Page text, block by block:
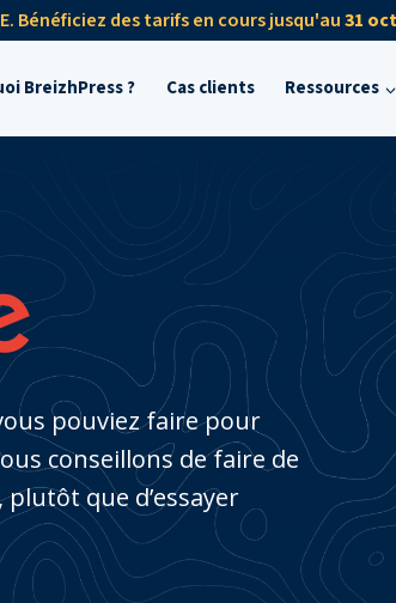
Bénéficiez des tarifs en cours jusqu'au31
BreizhPress ? Cas clients Ressources
pouviez faire pour
conseillons de faire de
plutôt que d’essayer